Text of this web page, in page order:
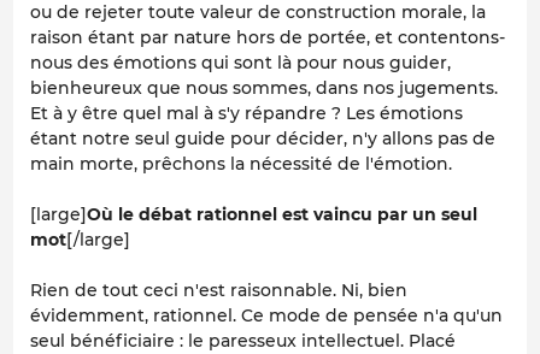
ou de rejeter toute valeur de construction morale, la
raison étant par nature hors de portée, et contentons-
nous des émotions qui sont là pour nous guider,
bienheureux que nous sommes, dans nos jugements.
Et à y être quel mal à s'y répandre ? Les émotions
étant notre seul guide pour décider, n'y allons pas de
main morte, prêchons la nécessité de l'émotion.
[large]Où le débat rationnel est vaincu par un seul
mot[/large]
Rien de tout ceci n'est raisonnable. Ni, bien
évidemment, rationnel. Ce mode de pensée n'a qu'un
seul bénéficiaire : le paresseux intellectuel. Placé